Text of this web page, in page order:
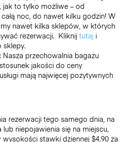
jak to tylko możliwe – od
noc, do nawet kilku godzin! W
nawet kilka sklepów, w których
rezerwacji. Kliknij tutaji
sklepy.
Nasza przechowalnia bagażu
jakości do ceny
mają najwięcej pozytywnych
rezerwacji tego samego dnia, na
niepojawienia się na miejscu,
wysokości stawki dziennej $4.90 za